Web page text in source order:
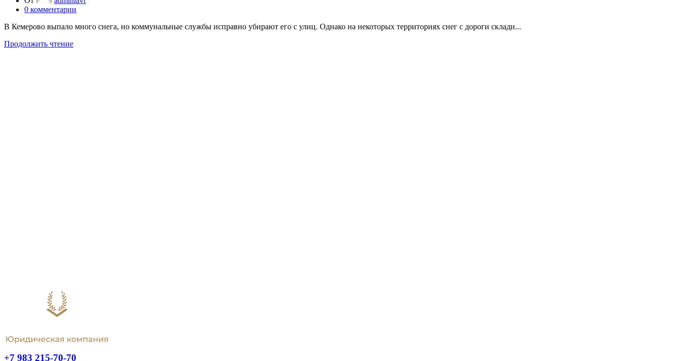
0 комментарии
В Кемерово выпало много снега, но коммунальные службы исправно убирают его с улиц. Однако на некоторых территориях снег с дороги склади...
Продолжить чтение
+7 983 215-70-70